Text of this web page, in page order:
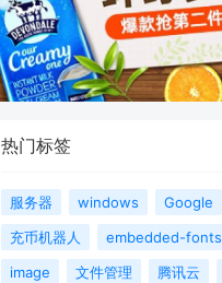
热门标签
服务器 windows Google
充币机器人
embedded-fonts
image
文件管理 腾讯云